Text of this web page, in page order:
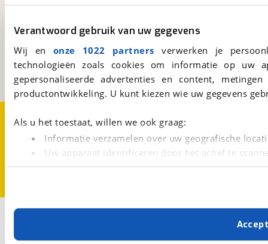
Verantwoord gebruik van uw gegevens
Wij en onze 1022 partners verwerken je
technologieën zoals cookies om informatie op
gepersonaliseerde advertenties en content,
productontwikkeling. U kunt kiezen wie uw gegevens
Als u het toestaat, willen we ook graag:
Informatie verzamelen over uw geografische
Uw apparaat identificeren door het actief te
Lees meer over hoe uw persoonlijke gegevens worden
Met cookies en vergelijkbare technieken zorgen we
cookies zorgen ervoor dat de website goed werkt.
verbeteren. We tonen je graag relevante advertenties
Ducati
viaBOVAG.nl
3981 AJ
Bunnik
Een initiatief van
BOVAG
CookievoorkeurenVacatures